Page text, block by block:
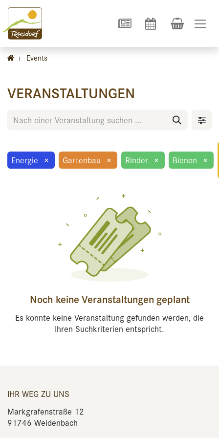
› Events
VERANSTALTUNGEN
Energie × Gartenbau × Rinder × Bienen ×
Noch keine Veranstaltungen geplant
Es konnte keine Veranstaltung gefunden werden, die
Ihren Suchkriterien entspricht.
IHR WEG ZU UNS
Markgrafenstraße 12
91746 Weidenbach